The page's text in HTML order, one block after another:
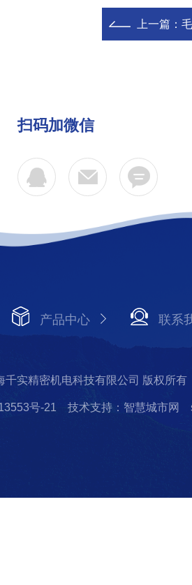
上一篇：
扫码加微信
产品中心 联系
千实精密机电科技有限公司 版权所有
号-21 技术支持：智慧城市网